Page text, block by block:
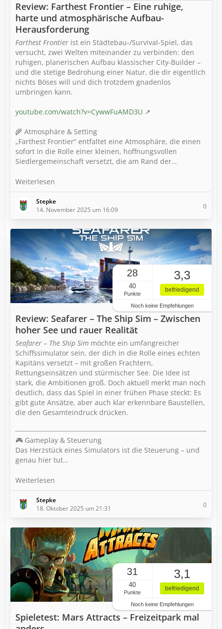
Review: Farthest Frontier – Eine ruhige,
harte und atmosphärische Aufbau-
Herausforderung
Farthest Frontier ist ein Städtebau-/Survival-Spiel, das
versucht, zwei Welten miteinander zu verbinden: den
ruhigen, planerischen Aufbau klassischer City-Builder –
und die stetige Bedrohung einer Natur, die dir eigentlich
nichts Böses will und dich trotzdem gnadenlos
umbringen kann.
youtube.com/watch?v=CywwFuAMD3U
🌾 Atmosphäre & Setting
„Farthest Frontier“ entfaltet eine Atmosphäre, die einen
sofort in die Rolle einer kleinen, hoffnungsvollen
Siedlergemeinschaft versetzt, die am Rand der…
Weiterlesen
Stepke
14. November 2025 um 16:09
0
28
40
Punkte
3,3
befriedigend
Noch keine Empfehlungen
Review: Seafarer – The Ship Sim – Zwischen
hoher See und rauer Realität
Seafarer – The Ship Sim möchte ein umfangreicher
Schiffssimulator sein, der dich in die Rolle eines echten
Kapitäns versetzt – mit großen Frachtern,
Rettungseinsätzen und stürmischer See. Die Idee ist
stark, die Ambitionen groß. Doch aktuell merkt man noch
deutlich, dass das Spiel in einer frühen Phase steckt: Es
gibt gute Ansätze, aber auch klar erkennbare Baustellen,
die den Gesamteindruck drücken.
🎮 Gameplay & Steuerung
Das Herzstück eines Simulators ist die Steuerung – und
genau hier tut…
Weiterlesen
Stepke
18. Oktober 2025 um 21:31
0
31
40
Punkte
3,1
befriedigend
Noch keine Empfehlungen
Spieletest: Mars Attracts – Freizeitpark mal